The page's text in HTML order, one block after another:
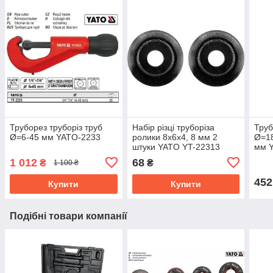
Труборез труборіз труб
Ø=6-45 мм YATO-2233
1 012 ₴ 1 100 ₴
Купити
Набір різці труборіза
ролики 8х6х4, 8 мм 2
штуки YATO YT-22313
68₴
Купити
мм
452
Подібні товари компанії